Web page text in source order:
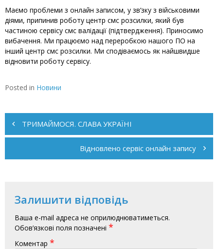
Маємо проблеми з онлайн записом, у зв’зку з військовими
діями, припинив роботу центр смс розсилки, який був
частиною сервісу смс валідації (підтвердження). Приносимо
вибачення. Ми працюємо над переробкою нашого ПО на
інший центр смс розсилки. Ми сподіваємось як найшвидше
відновити роботу сервісу.
Posted in Новини
Навігація
записів
ТРИМАЙМОСЯ. СЛАВА УКРАЇНІ
Відновлено сервіс онлайн запису
Залишити відповідь
Ваша e-mail адреса не оприлюднюватиметься.
Обов’язкові поля позначені *
Коментар *